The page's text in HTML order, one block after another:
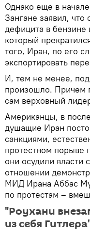
Однако еще в
Зангане заявил,
дефицита в бензине
который
того, Иран, по его
экспортировать
И, тем не менее,
произошло. Причем
сам верховный
Американцы, в
душащие Иран
санкциями,
протестном порыве
они осудили власти
отношении
МИД Ирана Аббас
по протестам –
"Роухани
из себя